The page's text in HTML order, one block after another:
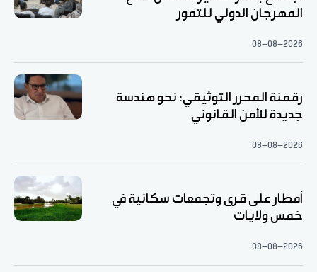
المهرجان الدولي للتمور
08-08-2026
رقمنة المحرر التوثيقي: نحو هندسة
جديدة للأمن القانوني
08-08-2026
أمطار على قرى وتجمعات سكانية في
خمس ولايات
08-08-2026